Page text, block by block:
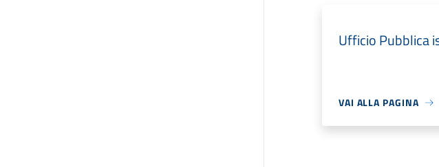
Ufficio Pubblica
VAI ALLA PAGINA